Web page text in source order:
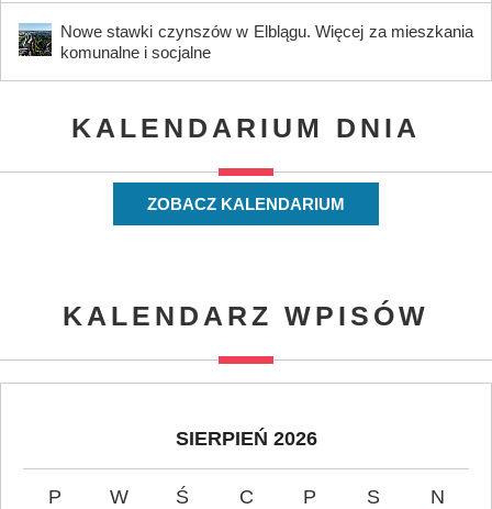
Nowe stawki czynszów w Elblągu. Więcej za mieszkania
komunalne i socjalne
KALENDARIUM DNIA
ZOBACZ KALENDARIUM
KALENDARZ WPISÓW
SIERPIEŃ 2026
P W Ś C P S
N